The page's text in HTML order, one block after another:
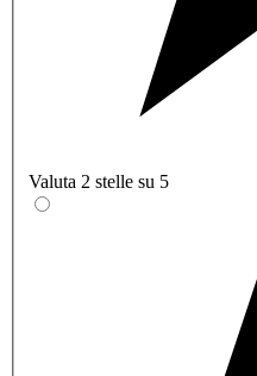
Valuta 2 stelle su 5